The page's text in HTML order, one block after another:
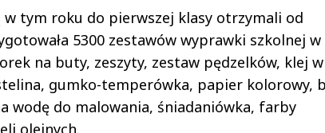
tym roku do pierwszej klasy otrzymali od
5300 zestawów wyprawki szkolnej
na buty, zeszyty, zestaw pędzelków, klej w
gumko-temperówka, papier kolorowy,
wodę do malowania, śniadaniówka, farby
olejnych.